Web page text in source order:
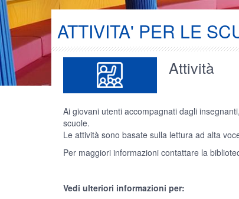
ATTIVITA' PER LE
Attività
Ai giovani utenti accompagnati dagli
scuole.
Le attività sono basate sulla lettura ad alta
Per maggiori informazioni contattare la
Vedi ulteriori informazioni per: